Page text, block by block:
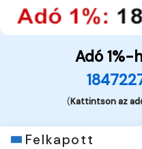
Adó 1%-
(Kattintson az
Felkapott